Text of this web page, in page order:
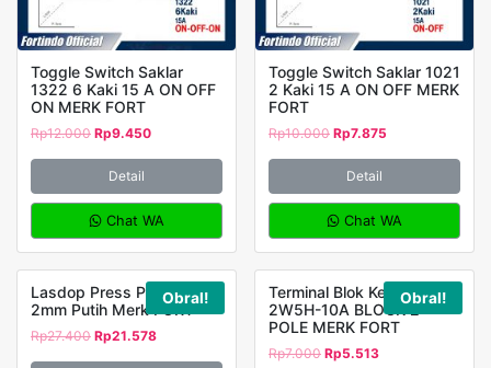
Toggle Switch Saklar
1322 6 Kaki 15 A ON OFF
ON MERK FORT
Rp12.000 Rp9.450
Detail
Chat WA
Toggle Switch Saklar 1021
2 Kaki 15 A ON OFF MERK
FORT
Rp10.000 Rp7.875
Detail
Chat WA
Obral!
Lasdop Press Pres XLS-4
2mm Putih Merk FORT
Rp27.400 Rp21.578
Obral!
Terminal Blok Keramik
2W5H-10A BLOCK 2
POLE MERK FORT
Rp7.000 Rp5.513